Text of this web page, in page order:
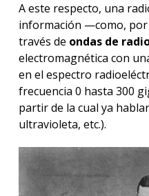
A este respecto, una
información —como,
través de ondas de
electromagnética​ con
en el espectro
frecuencia 0 hasta 300
partir de la cual ya
ultravioleta, etc.).